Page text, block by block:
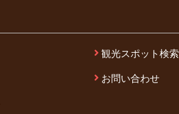
観光スポット検索
お問い合わせ